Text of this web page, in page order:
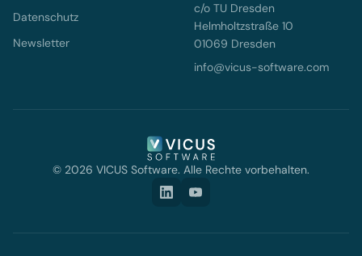
Datenschutz
Newsletter
c/o TU Dresden
Helmholtzstraße 10
01069 Dresden
info@vicus-software.com
© 2026 VICUS Software. Alle Rechte vorbehalten.